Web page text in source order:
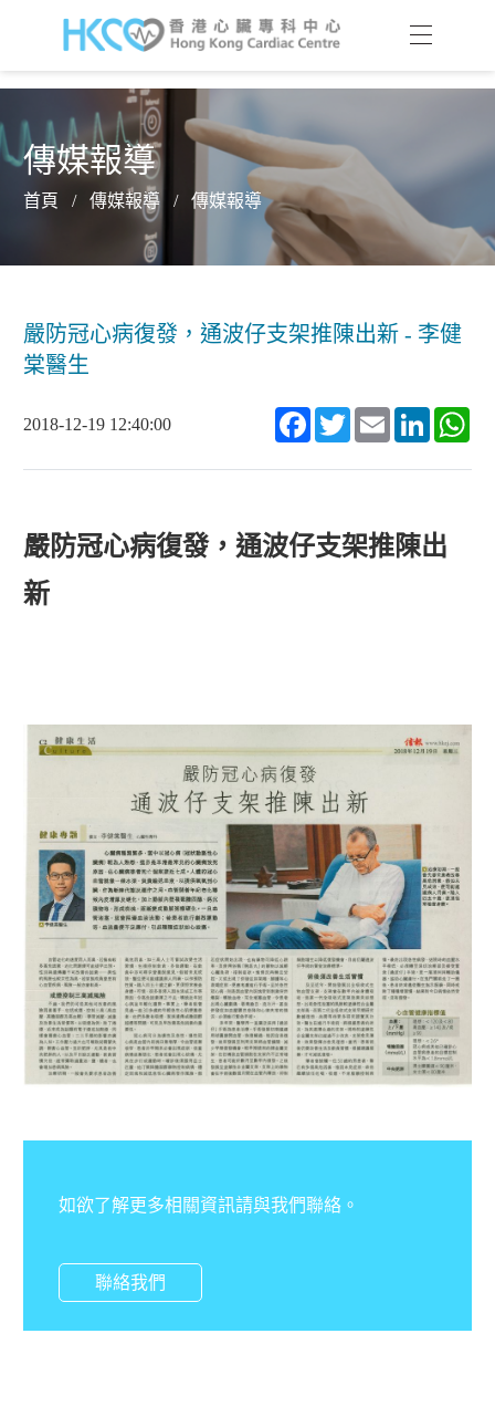
傳媒報導
首頁 / 傳媒報導 / 傳媒報導
嚴防冠心病復發，通波仔支架推陳出新 - 李健
棠醫生
2018-12-19 12:40:00 Facebook
TwitterEmail LinkedIn
嚴防冠心病復發，通波仔支架推陳出
新
如欲了解更多相關資訊請與我們聯絡。
聯絡我們